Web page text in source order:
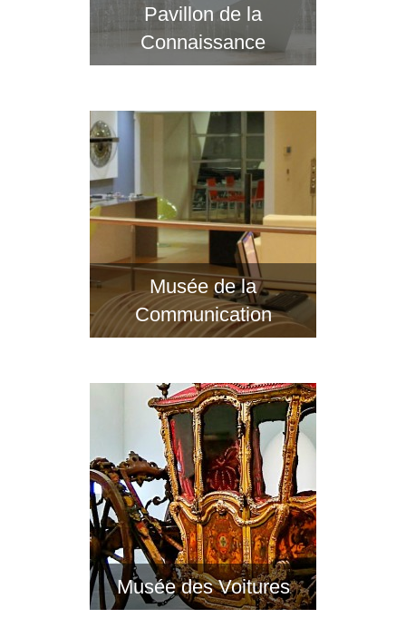
Pavillon de la
Connaissance
Musée de la
Communication
Musée des Voitures